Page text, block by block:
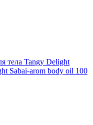
тела Tangy Delight
Sabai-arom body oil 100